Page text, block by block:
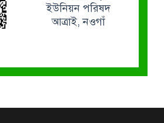
ইউনিয়ন পরিষদ
আত্রাই, নওগাঁ